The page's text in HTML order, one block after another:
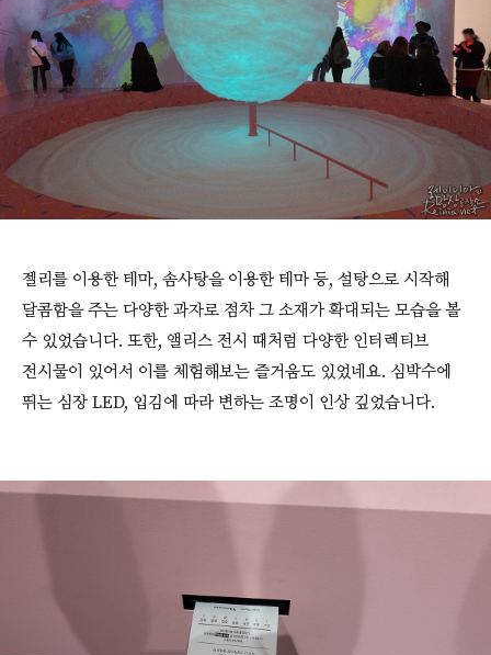
젤리를 이용한 테마, 솜사탕을 이용한 테마 등, 설탕으로 시작해
달콤함을 주는 다양한 과자로 점차 그 소재가 확대되는 모습을 볼
수 있었습니다. 또한, 앨리스 전시 때처럼 다양한 인터렉티브
전시물이 있어서 이를 체험해보는 즐거움도 있었네요. 심박수에
뛰는 심장 LED, 입김에 따라 변하는 조명이 인상 깊었습니다.